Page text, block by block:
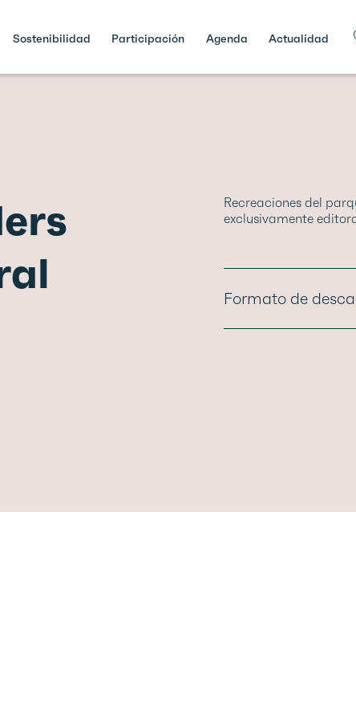
Sostenibilidad Participación Agenda Actualidad
Recreaciones del
exclusivamente
Formato de